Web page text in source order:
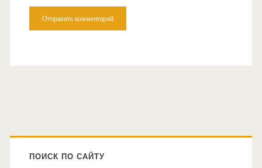
Главная
ПОИСК ПО САЙТУ